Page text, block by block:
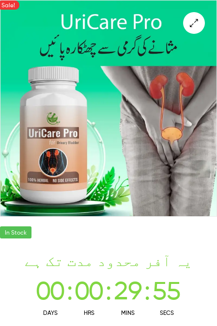
Sale!
In Stock
یہ آفر محدود مدت تک ہے
00
DAYS
:00
HRS
:29
MINS
:54
SECS